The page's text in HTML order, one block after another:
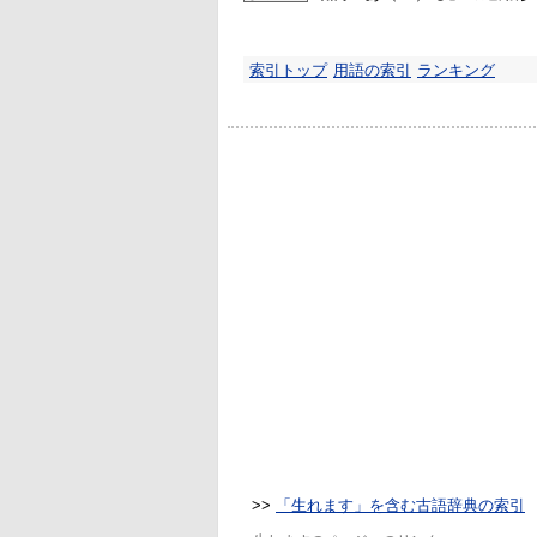
索引トップ 用語の索引 ランキング
>> 「生れます」を含む古語辞典の索引